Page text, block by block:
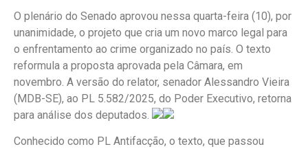
O plenário do Senado aprovou nessa quarta-feira (10), por
unanimidade, o projeto que cria um novo marco legal para
o enfrentamento ao crime organizado no país. O texto
reformula a proposta aprovada pela Câmara, em
novembro. A versão do relator, senador Alessandro Vieira
(MDB-SE), ao PL 5.582/2025, do Poder Executivo, retorna
para análise dos deputados.
Conhecido como PL Antifacção, o texto, que passou